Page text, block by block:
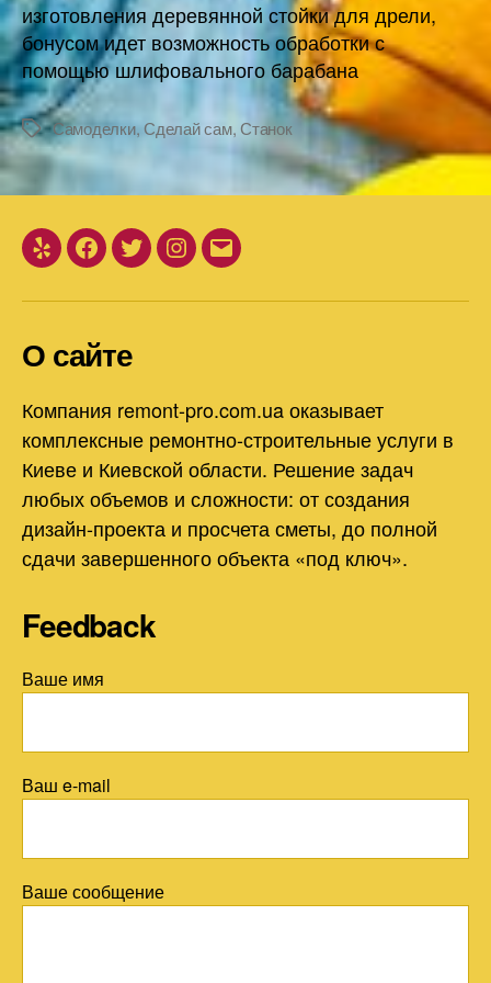
изготовления деревянной стойки для дрели,
бонусом идет возможность обработки с
помощью шлифовального барабана
МеткиСамоделки,Сделай сам,Станок
Yelp Facebook
TwitterInstagram
Email
О сайте
Компания remont-pro.com.ua оказывает
комплексные ремонтно-строительные услуги в
Киеве и Киевской области. Решение задач
любых объемов и сложности: от создания
дизайн-проекта и просчета сметы, до полной
сдачи завершенного объекта «под ключ».
Feedback
Ваше имя
Ваш e-mail
Ваше сообщение